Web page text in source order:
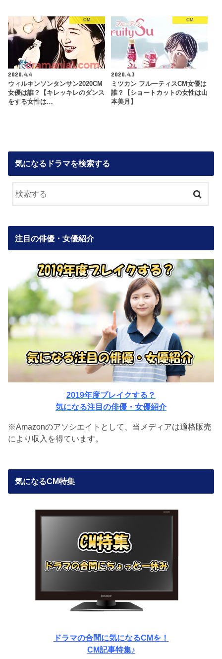
CM
2020.4.4
ウィルキンソンタンサン2020CM
女優は誰？【キレッキレのダンス
をする女性は…
CM
2020.4.3
ミツカン フルーティスCM女優は
誰？【ショートカットの女性は山
本美月】
気になるドラマを検索する
注目の俳優・女優紹介
2019年度ブレイクする？
気になる注目の俳優・女優紹介
※Amazonのアソシエイトとして、当メディアは適格販売
により収入を得ています。
気になるCM特集
ドラマの合間に気になるCMを！
CM記事特集♪